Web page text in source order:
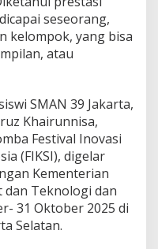
seseorang,
kelompok, yang bisa
atau
SMAN 39 Jakarta,
Khairunnisa,
Festival Inovasi
(FIKSI), digelar
Kementerian
dan Teknologi dan
31 Oktober 2025 di
Selatan.